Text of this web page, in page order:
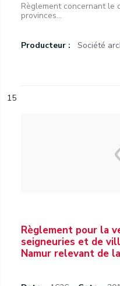
Règlement concernant le
provinces...
Producteur : Société
15
Règlement pour la
seigneuries et de
Namur relevant de